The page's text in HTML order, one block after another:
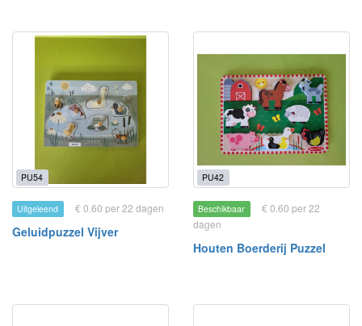
PU54
Uitgeleend € 0.60 per 22 dagen
Geluidpuzzel Vijver
PU42
Beschikbaar
€ 0.60 per 22
dagen
Houten Boerderij Puzzel